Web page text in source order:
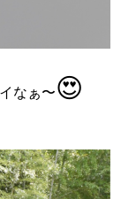
なぁ〜😍